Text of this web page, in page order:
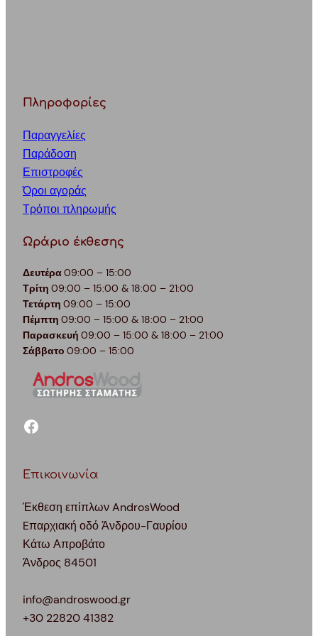
Πληροφορίες
Παραγγελίες
Παράδοση
Επιστροφές
Όροι αγοράς
Τρόποι πληρωμής
Ωράριο έκθεσης
Δευτέρα09:00 – 15:00
Τρίτη 09:00 – 15:00 & 18:00 – 21:00
Τετάρτη 09:00 – 15:00
Πέμπτη 09:00 – 15:00 & 18:00 – 21:00
Παρασκευή 09:00 – 15:00 & 18:00 – 21:00
Σάββατο 09:00 – 15:00
facebook
Επικοινωνία
Έκθεση επίπλων AndrosWood
Eπαρχιακή οδό Άνδρου-Γαυρίου
Κάτω Απροβάτο
Άνδρος 84501
info@androswood.gr
+30 22820 41382